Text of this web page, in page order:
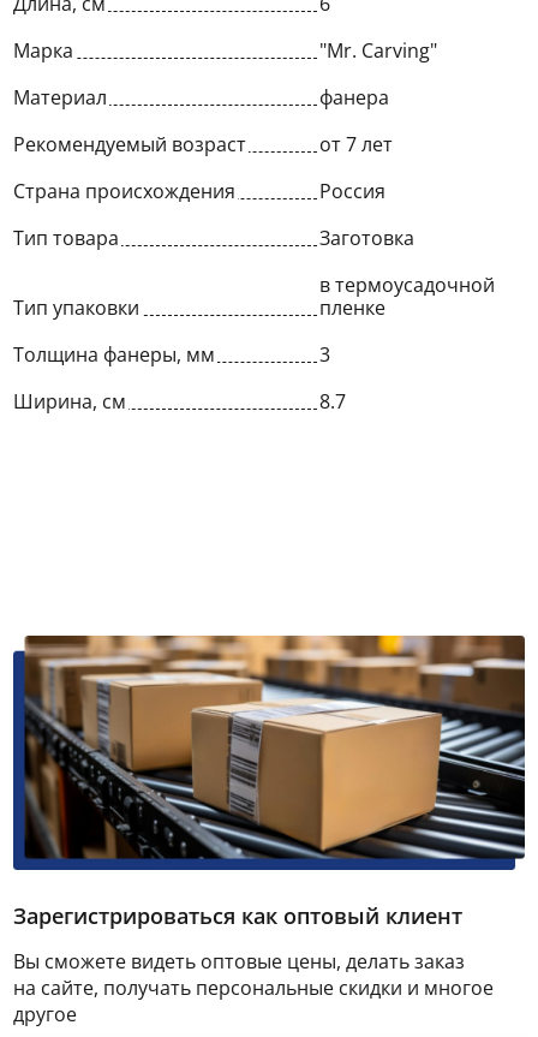
Марка
"Mr. Carving"
Материал
фанера
Рекомендуемый возраст
от 7 лет
Страна происхождения
Россия
Тип товара
Заготовка
Тип упаковки
в термоусадочной
пленке
Толщина фанеры, мм
3
Ширина, см
8.7
Зарегистрироваться как оптовый клиент
Вы сможете видеть оптовые цены, делать заказ
на сайте, получать персональные скидки и многое
другое